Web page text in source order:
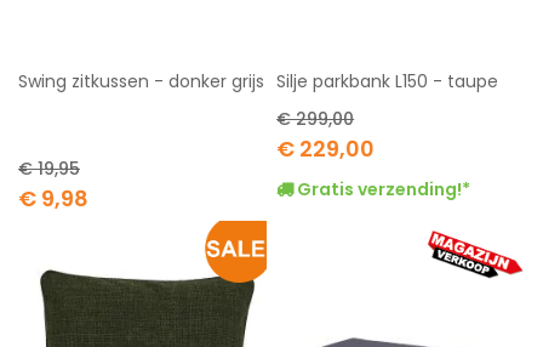
Swing zitkussen - donker grijs
Special
Price
€ 9,98
€ 19,95
Silje parkbank L150 - taupe
Special
Price
€ 229,00
€ 299,00
Gratis verzending!*